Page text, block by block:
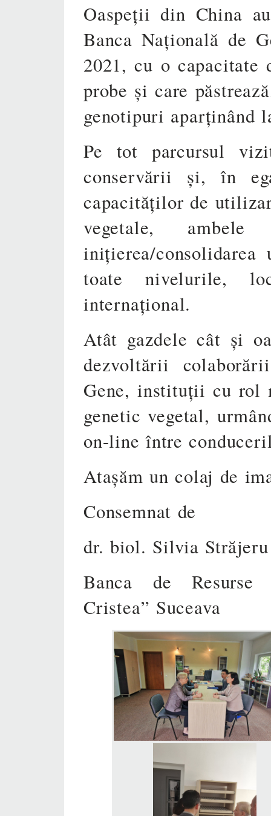
Oaspeții din China
Banca Națională de
2021, cu o capacitate
probe și care
genotipuri aparținând
Pe tot parcursul
conservării și, în
capacităților de
vegetale,
inițierea/
toate nivelurile,
internațional.
Atât gazdele cât și
dezvoltării
Gene, instituții cu rol
genetic vegetal,
on-line între
Atașăm un colaj de
Consemnat de
dr. biol. Silvia Străjeru
Banca de Resurse
Cristea” Suceava